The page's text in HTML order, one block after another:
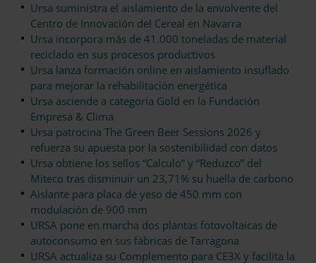
Ursa suministra el aislamiento de la envolvente del
Centro de Innovación del Cereal en Navarra
Ursa incorpora más de 41.000 toneladas de material
reciclado en sus procesos productivos
Ursa lanza formación online en aislamiento insuflado
para mejorar la rehabilitación energética
Ursa asciende a categoría Gold en la Fundación
Empresa & Clima
Ursa patrocina The Green Beer Sessions 2026 y
refuerza su apuesta por la sostenibilidad con datos
Ursa obtiene los sellos “Calculo” y “Reduzco” del
Miteco tras disminuir un 23,71% su huella de carbono
Aislante para placa de yeso de 450 mm con
modulación de 900 mm
URSA pone en marcha dos plantas fotovoltaicas de
autoconsumo en sus fábricas de Tarragona
URSA actualiza su Complemento para CE3X y facilita la